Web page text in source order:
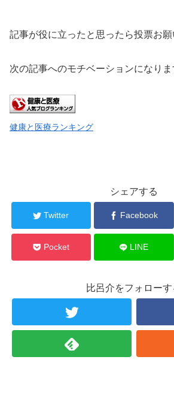
記事が役に立ったと思ったら投票お願
次の記事へのモチベーションになりま
健康と医療ランキング
シェアする
Twitter Facebook
Pocket LINE
比呂介をフォローす